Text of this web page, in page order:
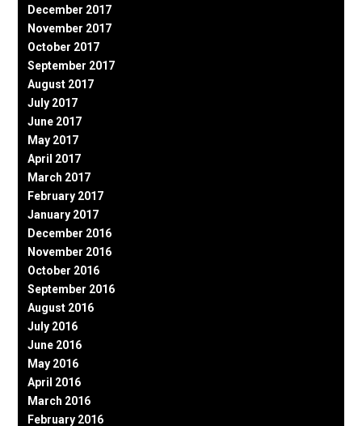
December 2017
November 2017
October 2017
September 2017
August 2017
July 2017
June 2017
May 2017
April 2017
March 2017
February 2017
January 2017
December 2016
November 2016
October 2016
September 2016
August 2016
July 2016
June 2016
May 2016
April 2016
March 2016
February 2016